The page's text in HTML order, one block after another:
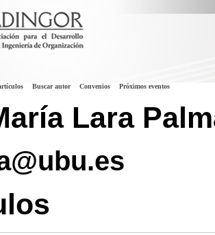
Buscar autor Convenios Próximos eventos
Lara